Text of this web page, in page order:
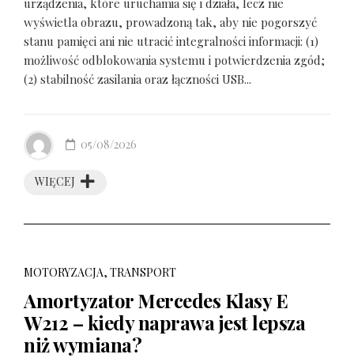
urządzenia, które uruchamia się i działa, lecz nie
wyświetla obrazu, prowadzoną tak, aby nie pogorszyć
stanu pamięci ani nie utracić integralności informacji: (1)
możliwość odblokowania systemu i potwierdzenia zgód;
(2) stabilność zasilania oraz łączności USB...
WIĘCEJ
05/08/2026
MOTORYZACJA, TRANSPORT
Amortyzator Mercedes Klasy E
W212 – kiedy naprawa jest lepsza
niż wymiana?